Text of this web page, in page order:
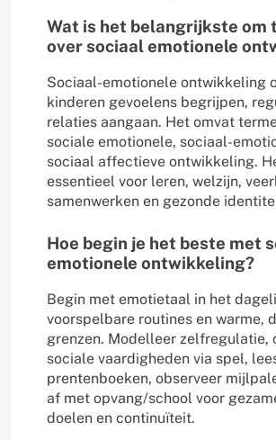
Wat is het belangrijkste om
over sociaal emotionele
Sociaal-emotionele ontwikkeling
kinderen gevoelens begrijpen,
relaties aangaan. Het omvat
sociale emotionele, sociaal-
sociaal affectieve ontwikkeling.
essentieel voor leren, welzijn,
samenwerken en gezonde
Hoe begin je het beste met
emotionele ontwikkeling?
Begin met emotietaal in het
voorspelbare routines en warme,
grenzen. Modelleer zelfregulatie,
sociale vaardigheden via spel,
prentenboeken, observeer
af met opvang/school voor
doelen en continuïteit.